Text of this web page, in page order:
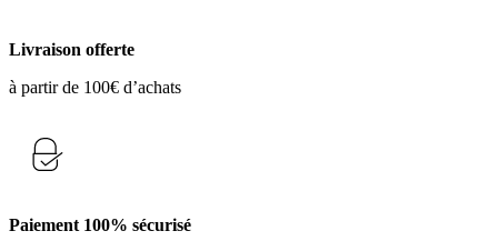
Livraison offerte
à partir de 100€ d’achats
Paiement 100% sécurisé